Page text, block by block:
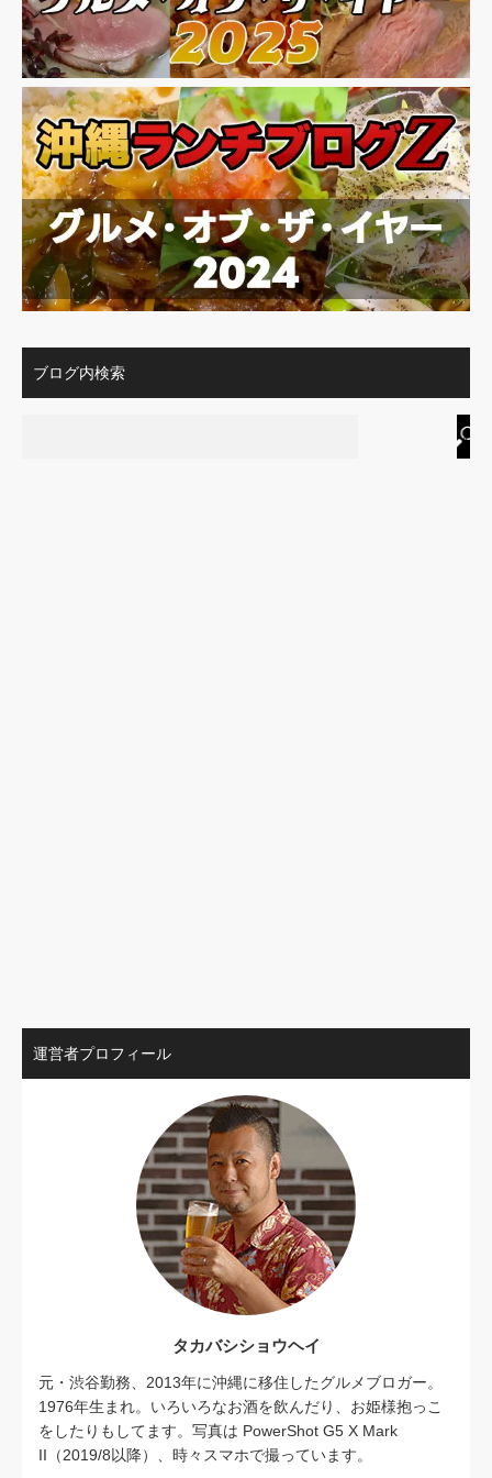
ブログ内検索
運営者プロフィール
タカバシショウヘイ
元・渋谷勤務、2013年に沖縄に移住したグルメブロガー。
1976年生まれ。いろいろなお酒を飲んだり、お姫様抱っこ
をしたりもしてます。写真は PowerShot G5 X Mark
II（2019/8以降）、時々スマホで撮っています。